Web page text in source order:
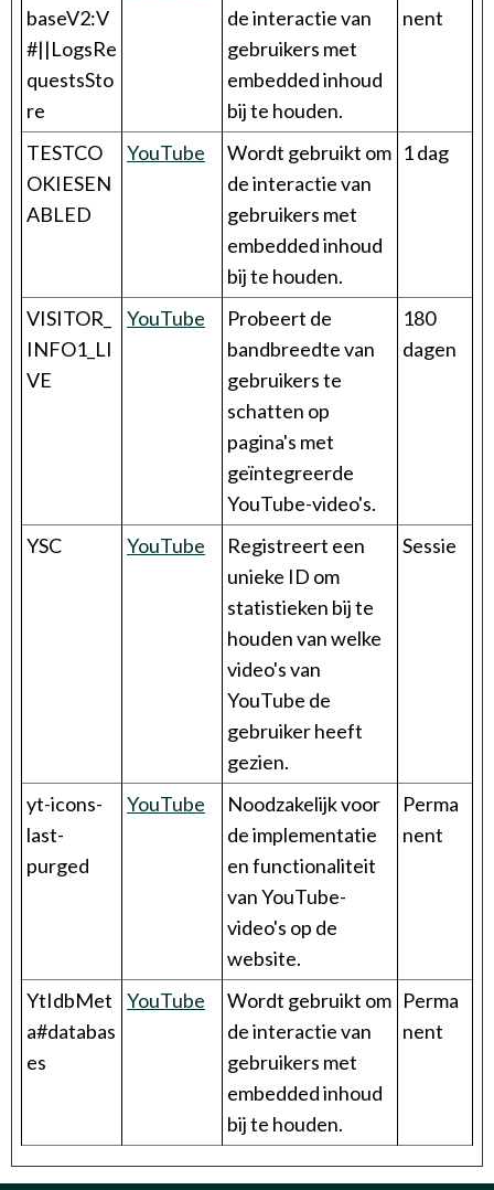
baseV2:V
#||LogsRe
questsSto
re
de interactie van
gebruikers met
embedded inhoud
bij te houden.
nent
TESTCO
OKIESEN
ABLED
YouTube
Wordt gebruikt om
de interactie van
gebruikers met
embedded inhoud
bij te houden.
1 dag
VISITOR_
INFO1_LI
VE
YouTube
Probeert de
bandbreedte van
gebruikers te
schatten op
pagina's met
geïntegreerde
YouTube-video's.
180
dagen
YSC YouTube
Registreert een
unieke ID om
statistieken bij te
houden van welke
video's van
YouTube de
gebruiker heeft
gezien.
Sessie
yt-icons-
last-
purged
YouTube
Noodzakelijk voor
de implementatie
en functionaliteit
van YouTube-
video's op de
website.
Perma
nent
YtIdbMet
a#databas
es
YouTube
Wordt gebruikt om
de interactie van
gebruikers met
embedded inhoud
bij te houden.
Perma
nent